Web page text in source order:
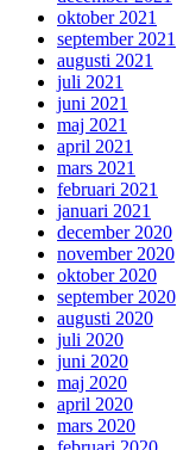
oktober 2021
september 2021
augusti 2021
juli 2021
juni 2021
maj 2021
april 2021
mars 2021
februari 2021
januari 2021
december 2020
november 2020
oktober 2020
september 2020
augusti 2020
juli 2020
juni 2020
maj 2020
april 2020
mars 2020